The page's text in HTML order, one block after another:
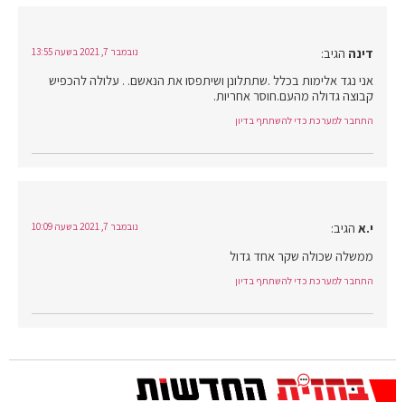
דינה הגיב: נובמבר 7, 2021 בשעה 13:55
אני נגד אלימות בכלל .שתתלונן ושיתפסו את הנאשם. . עלולה להכפיש
קבוצה גדולה מהעם.חוסר אחריות.
התחבר למערכת כדי להשתתף בדיון
י.א הגיב: נובמבר 7, 2021 בשעה 10:09
ממשלה שכולה שקר אחד גדול
התחבר למערכת כדי להשתתף בדיון